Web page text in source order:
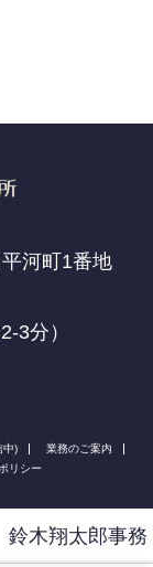
河町1番地
3分）
中)
業務のご案内
リシー
木翔太郎事務